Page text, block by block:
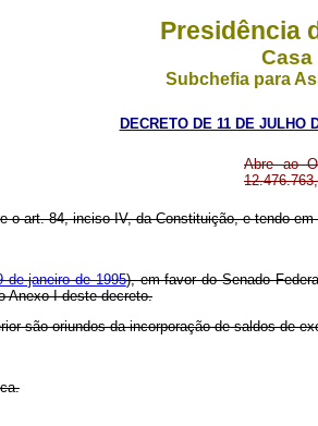
Presidência
Casa
Subchefia para
DECRETO DE 11 DE JULHO
Abre ao
o art. 84, inciso IV, da Constituição, e tendo
de janeiro de 1995), em favor do Senado
Anexo I deste decreto.
são oriundos da incorporação de saldos de